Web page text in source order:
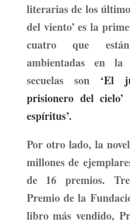
literarias de los
del viento’ es la
cuatro que
ambientadas en la
secuelas son ‘El
prisionero del cielo’
espíritus’.
Por otro lado, la
millones de
de 16 premios.
Premio de la
libro más vendido,